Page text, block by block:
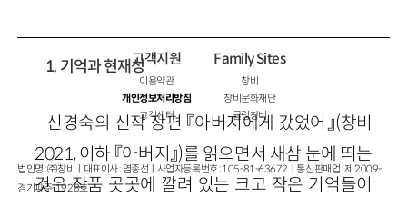
1. 기억과 현재성
신경숙의 신작 장편 『아버지에게 갔었어』(창비
2021, 이하 『아버지』)를 읽으면서 새삼 눈에 띄는
것은 작품 곳곳에 깔려 있는 크고 작은 기억들이
고객지원
이용약관
개인정보처리방침
고객센터
Family Sites
창비
창비문화재단
클럽창비
법인명 : ㈜창비ㅣ대표이사 : 염종선ㅣ사업자등록번호 : 105-81-63672ㅣ통신판매업 : 제 2009-
경기파주-1928호